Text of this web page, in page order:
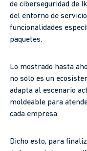
de ciberseguridad de
del entorno de
funcionalidades
paquetes.
Lo mostrado hasta
no solo es un
adapta al escenario
moldeable para
cada empresa.
Dicho esto, para